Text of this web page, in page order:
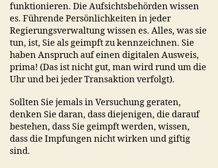
funktionieren. Die Aufsichtsbehörden wissen
es. Führende Persönlichkeiten in jeder
Regierungsverwaltung wissen es. Alles, was sie
tun, ist, Sie als geimpft zu kennzeichnen. Sie
haben Anspruch auf einen digitalen Ausweis,
prima! (Das ist nicht gut, man wird rund um die
Uhr und bei jeder Transaktion verfolgt).
Sollten Sie jemals in Versuchung geraten,
denken Sie daran, dass diejenigen, die darauf
bestehen, dass Sie geimpft werden, wissen,
dass die Impfungen nicht wirken und giftig
sind.